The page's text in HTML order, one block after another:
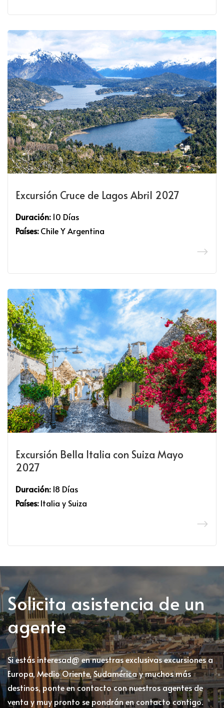
Excursión Cruce de Lagos Abril 2027
Duración:10 Días
Países:Chile Y Argentina
Excursión Bella Italia con Suiza Mayo
2027
Duración:18 Días
Países:Italia y Suiza
Solicita asistencia de un
agente
Si estás interesad@ en nuestras exclusivas excursiones a
Europa, Medio Oriente, Sudamérica y muchos más
destinos, ponte en contacto con nuestros agentes de
venta y muy pronto se pondrán en contacto contigo.